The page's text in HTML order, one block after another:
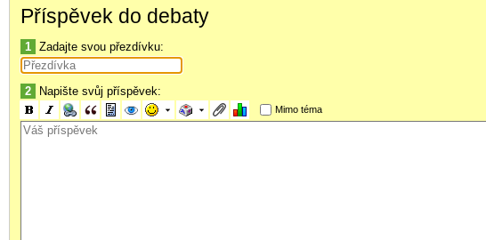
Příspěvek do debaty
1 Zadajte svou přezdívku:
2 Napište svůj příspěvek:
Mimo téma